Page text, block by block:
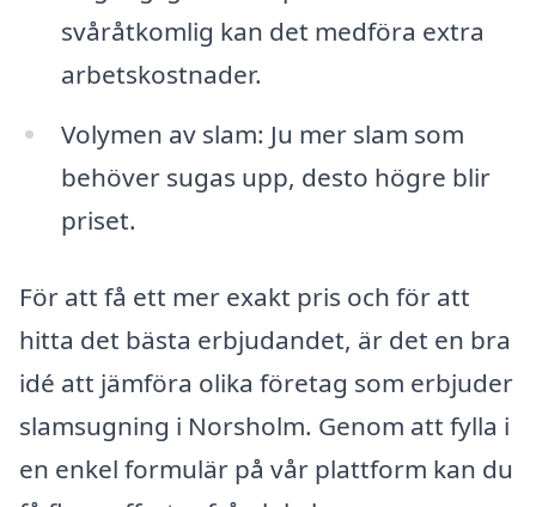
svåråtkomlig kan det medföra extra
arbetskostnader.
Volymen av slam: Ju mer slam som
behöver sugas upp, desto högre blir
priset.
För att få ett mer exakt pris och för att
hitta det bästa erbjudandet, är det en bra
idé att jämföra olika företag som erbjuder
slamsugning i Norsholm. Genom att fylla i
en enkel formulär på vår plattform kan du